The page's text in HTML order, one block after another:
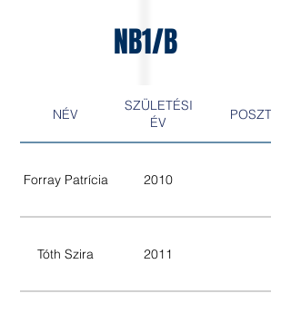
NB1/B
NÉV
SZÜLETÉSI
ÉV
POSZT
Forray Patrícia 2010
Tóth Szira 2011